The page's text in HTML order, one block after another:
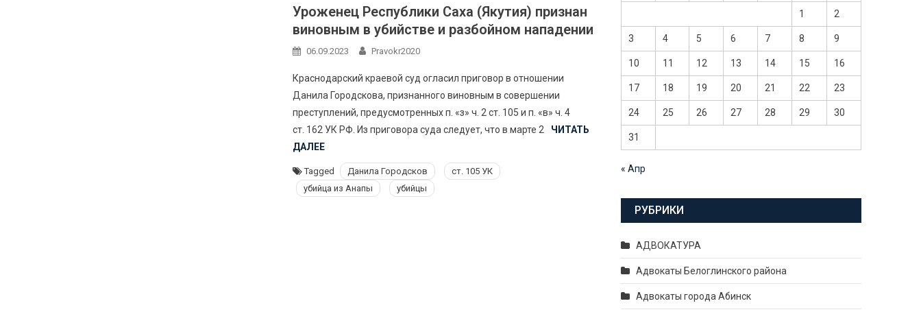
Уроженец Республики Саха (Якутия) признан
виновным в убийстве и разбойном нападении
06.09.2023 Pravokr2020
Краснодарский краевой суд огласил приговор в отношении
Данила Городскова, признанного виновным в совершении
преступлений, предусмотренных п. «з» ч. 2 ст. 105 и п. «в» ч. 4
ст. 162 УК РФ. Из приговора суда следует, что в марте 2
ЧИТАТЬ
ДАЛЕЕ
Tagged Данила Городсков
ст. 105 УК
убийца из Анапы
убийцы
1 2
3 4 5 6 7 8 9
10 11 12 13 14 15 16
17 18 19 20 21 22 23
24 25 26 27 28 29 30
31
« Апр
РУБРИКИ
АДВОКАТУРА
Адвокаты Белоглинского района
Адвокаты города Абинск